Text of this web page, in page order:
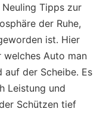
Tipps zur
der Ruhe,
ist. Hier
Auto man
der Scheibe. Es
Leistung und
Schützen tief